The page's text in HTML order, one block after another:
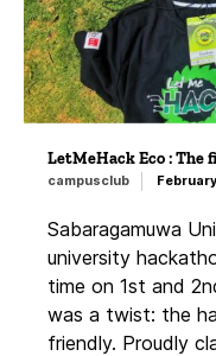
LetMeHack Eco : The
campusclub
Sabaragamuwa
university
time on 1st and
was a twist: the
friendly. Proudly